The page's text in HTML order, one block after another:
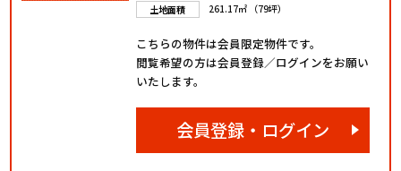
土地面積
261.17㎡ （79坪）
こちらの物件は会員限定物件です。
閲覧希望の方は会員登録／ログインをお願い
いたします。
会員登録・ログイン